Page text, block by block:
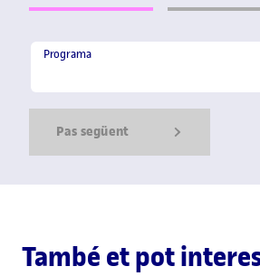
Programa
Programa
Pas següent
També et pot